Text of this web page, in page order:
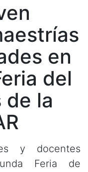
en
del
de la
y docentes
Feria de